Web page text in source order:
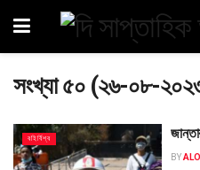
সংখ্যা ৫০ (২৬-০৮-
বহির্বিশ্ব
BY